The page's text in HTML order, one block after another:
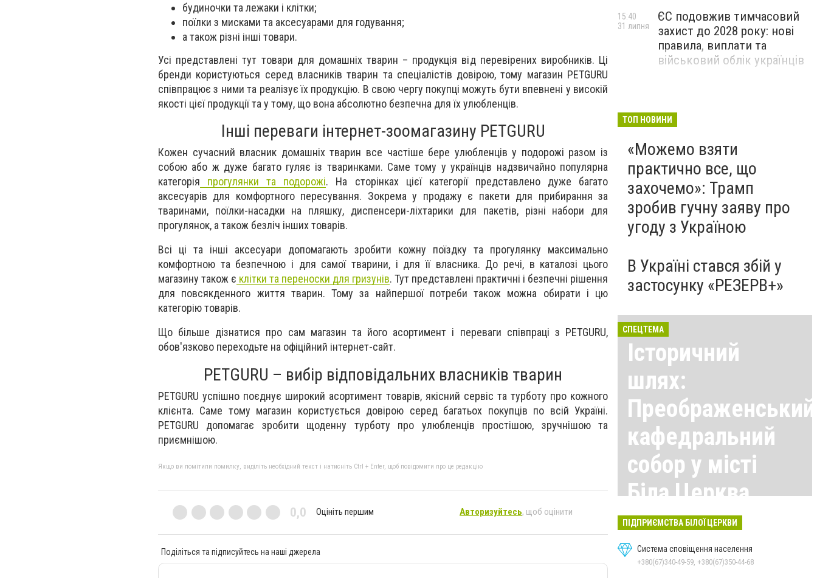
будиночки та лежаки і клітки;
поїлки з мисками та аксесуарами для годування;
а також різні інші товари.
Усі представлені тут товари для домашніх тварин – продукція від перевірених виробників. Ці
бренди користуються серед власників тварин та спеціалістів довірою, тому магазин PETGURU
співпрацює з ними та реалізує їх продукцію. В свою чергу покупці можуть бути впевнені у високій
якості цієї продукції та у тому, що вона абсолютно безпечна для їх улюбленців.
Інші переваги інтернет-зоомагазину PETGURU
Кожен сучасний власник домашніх тварин все частіше бере улюбленців у подорожі разом із
собою або ж дуже багато гуляє із тваринками. Саме тому у українців надзвичайно популярна
категорія прогулянки та подорожі. На сторінках цієї категорії представлено дуже багато
аксесуарів для комфортного пересування. Зокрема у продажу є пакети для прибирання за
тваринами, поїлки-насадки на пляшку, диспенсери-ліхтарики для пакетів, різні набори для
прогулянок, а також безліч інших товарів.
Всі ці та інші аксесуари допомагають зробити кожну поїздку та прогулянку максимально
комфортною та безпечною і для самої тварини, і для її власника. До речі, в каталозі цього
магазину також є клітки та переноски для гризунів. Тут представлені практичні і безпечні рішення
для повсякденного життя тварин. Тому за найпершої потреби також можна обирати і цю
категорію товарів.
Що більше дізнатися про сам магазин та його асортимент і переваги співпраці з PETGURU,
обов'язково переходьте на офіційний інтернет-сайт.
PETGURU – вибір відповідальних власників тварин
PETGURU успішно поєднує широкий асортимент товарів, якісний сервіс та турботу про кожного
клієнта. Саме тому магазин користується довірою серед багатьох покупців по всій Україні.
PETGURU допомагає зробити щоденну турботу про улюбленців простішою, зручнішою та
приємнішою.
Якщо ви помітили помилку, виділіть необхідний текст і натисніть Ctrl + Enter, щоб повідомити про це редакцію
0,0 Оцініть першим Авторизуйтесь, щоб оцінити
Поділіться та підписуйтесь на наші джерела
ЄС подовжив тимчасовий
захист до 2028 року: нові
правила, виплати та
військовий облік українців
15:40
31 липня
ТОП НОВИНИ
«Можемо взяти
практично все, що
захочемо»: Трамп
зробив гучну заяву про
угоду з Україною
В Україні стався збій у
застосунку «РЕЗЕРВ+»
СПЕЦТЕМА
Історичний
шлях:
Преображенський
кафедральний
собор у місті
Біла Церква
Всі матеріали тут
ПІДПРИЄМСТВА БІЛОЇ ЦЕРКВИ
Система сповіщення населення
+380(67)340-49-59, +380(67)350-44-68